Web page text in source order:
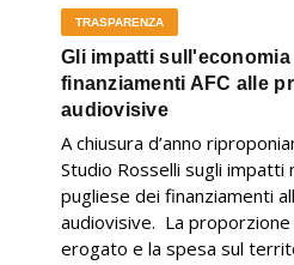
TRASPARENZA
Gli impatti
finanziamenti AFC alle
audiovisive
A chiusura d’anno
Studio Rosselli sugli impatti
pugliese dei finanziamenti
audiovisive. La
erogato e la spesa sul